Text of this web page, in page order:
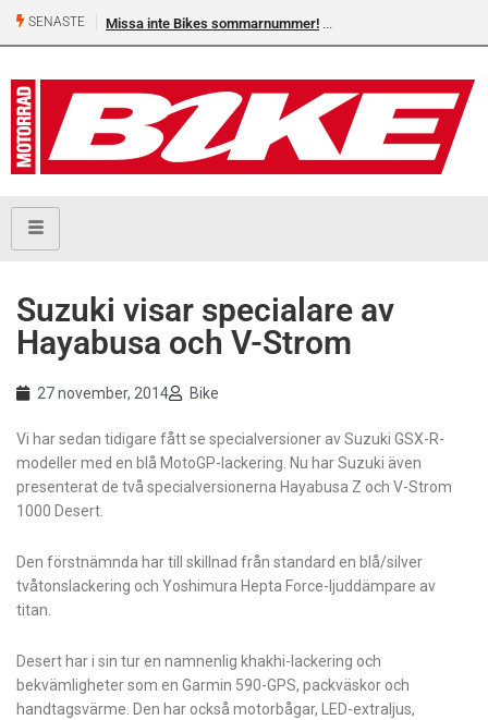
SENASTE Missa inte Bikes sommarnummer!
Suzuki visar specialare av
Hayabusa och V-Strom
27 november, 2014 Bike
Vi har sedan tidigare fått se specialversioner av Suzuki GSX-R-
modeller med en blå MotoGP-lackering. Nu har Suzuki även
presenterat de två specialversionerna Hayabusa Z och V-Strom
1000 Desert.
Den förstnämnda har till skillnad från standard en blå/silver
tvåtonslackering och Yoshimura Hepta Force-ljuddämpare av
titan.
Desert har i sin tur en namnenlig khakhi-lackering och
bekvämligheter som en Garmin 590-GPS, packväskor och
handtagsvärme. Den har också motorbågar, LED-extraljus,